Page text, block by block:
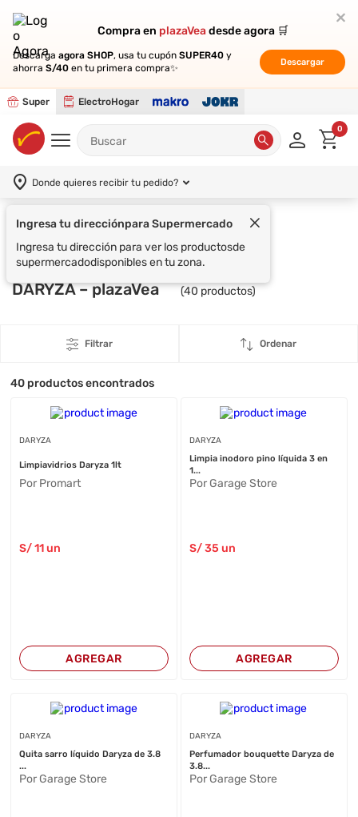
Compra en plazaVeadesde agora 🛒
Descarga agora SHOP, usa tu cupón SUPER40 y
ahorra S/40 en tu primera compra✨
Descargar
Super ElectroHogar
Compra en plazaVeadesde agora 🛒
Descarga agora SHOP, usa tu cupón SUPER40 y
ahorra S/40 en tu primera compra✨
Descargar
0
Donde quieres recibir tu pedido?
Ingresa tu direcciónpara Supermercado
Ingresa tu dirección para ver los productosde
supermercadodisponibles en tu zona.
Supermercado DARYZA
DARYZA – plazaVea (40 productos)
Filtrar Ordenar
40 productos encontrados
DARYZA
Limpiavidrios Daryza 1lt
Por Promart
S/11 un
AGREGAR
DARYZA
Limpia inodoro pino líquida 3 en
1...
Por Garage Store
S/35 un
AGREGAR
DARYZA
Quita sarro líquido Daryza de 3.8
...
Por Garage Store
DARYZA
Perfumador bouquette Daryza de
3.8...
Por Garage Store